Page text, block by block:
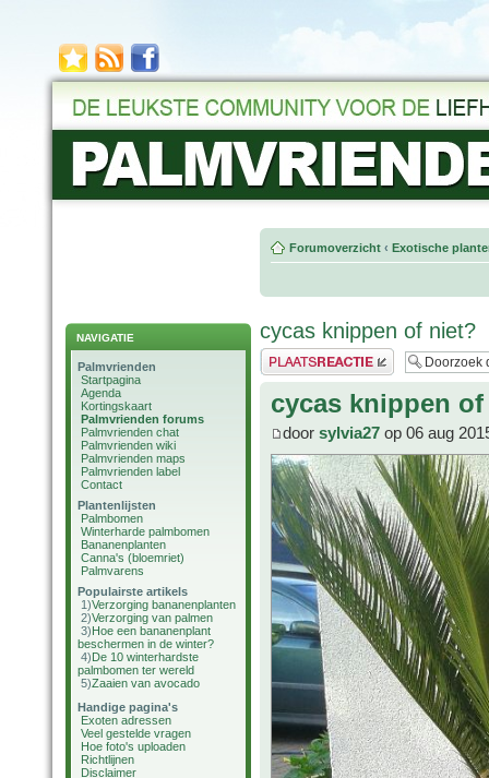
NAVIGATIE
Palmvrienden
Startpagina
Agenda
Kortingskaart
Palmvrienden forums
Palmvrienden chat
Palmvrienden wiki
Palmvrienden maps
Palmvrienden label
Contact
Plantenlijsten
Palmbomen
Winterharde palmbomen
Bananenplanten
Canna's (bloemriet)
Palmvarens
Populairste artikels
1)Verzorging bananenplanten
2)Verzorging van palmen
3)Hoe een bananenplant
beschermen in de winter?
4)De 10 winterhardste
palmbomen ter wereld
5)Zaaien van avocado
Handige pagina's
Exoten adressen
Veel gestelde vragen
Hoe foto's uploaden
Richtlijnen
Disclaimer
Forumoverzicht ‹ Exotische
cycas knippen of niet?
Plaats een reactie
cycas knippen
door sylvia27 op 06 aug